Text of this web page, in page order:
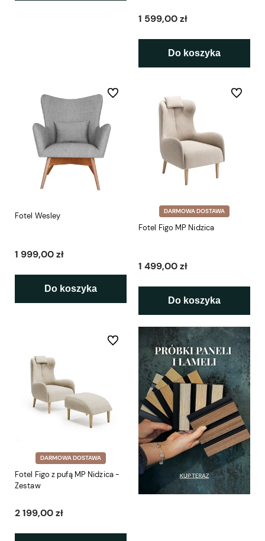
1 599,00 zł
Do koszyka
Fotel Wesley
1 999,00 zł
Do koszyka
Do ulubionych
DARMOWA DOSTAWA
Fotel Figo MP Nidzica
1 499,00 zł
Do koszyka
Do
DARMOWA DOSTAWA
Fotel Figo z pufą MP Nidzica -
Zestaw
2 199,00 zł
Do ulubionych